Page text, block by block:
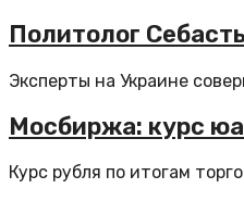
Политолог
Эксперты на Украине
Мосбиржа: курс
Курс рубля по итогам